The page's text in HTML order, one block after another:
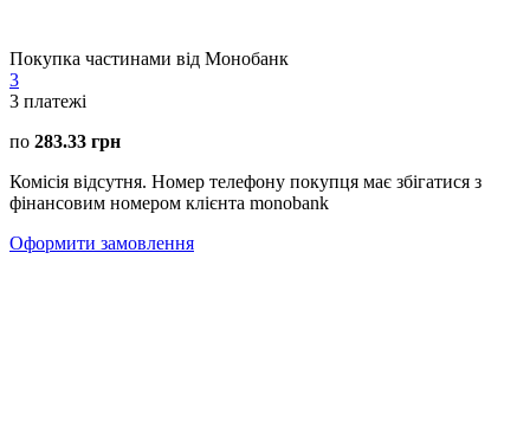
Покупка частинами від Монобанк
3
3 платежі
по 283.33 грн
Комісія відсутня. Номер телефону покупця має збігатися з
фінансовим номером клієнта monobank
Оформити замовлення